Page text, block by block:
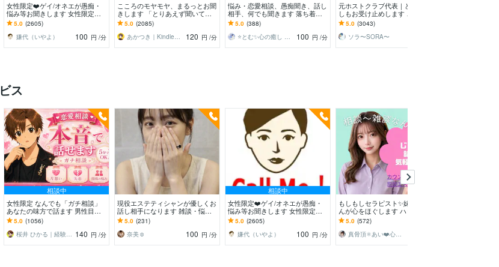
女性限定❤️ゲイ/オネエが愚痴・
悩み等お聞きします 女性限定！
ゲイ/オネエが恋愛/人間関係など
何でも聞くわよ！
5.0 (2605)
嫌代（いやよ）
100 円 /分
こころのモヤモヤ、まるっとお聞
きします 「とりあえず聞いてほ
しい」というあなたに。優しく傾
聴します
5.0 (2085)
あかつき｜Kindle本出版中
120 円 /分
悩み・恋愛相談、愚痴聞き、話し
相手、何でも聞きます 落ち着く
雰囲気の通話・電話で、雑談でも
何でも話しましょう
5.0 (388)
⭐とむ✨心の癒し お悩み相談 恋愛相談
100 円 /分
元ホストクラブ代表｜どんなお話
しもお受け止めします ご相談、
愚痴、ただ誰かと話したい、なん
でも大歓迎です☘️
5.0 (3043)
ソラ〜SORA〜
ス
相談中
女性限定 なんでも「ガチ相談」
あなたの味方で話ます 男性目線
で、あなたの恋の“答え”を言葉に
します。
5.0 (1056)
桜井 ひかる｜経験豊富の恋愛相談室 140 円 /分
現役エステティシャンが優しくお
話し相手になります 雑談・悩
み・恋愛相談・秘密・愚痴？話し
て解放されてね°˖✧
5.0 (231)
奈美☺︎
100 円 /分
相談中
女性限定❤️ゲイ/オネエが愚痴・
悩み等お聞きします 女性限定！
ゲイ/オネエが恋愛/人間関係など
何でも聞くわよ！
5.0 (2605)
嫌代（いやよ）
100 円 /分
もしもしセラピスト✨️妹系お姉さ
んが心をほぐします ハッピーオ
ーラ全開❤︎お悩み相談、雑談、お
話し苦手さん大歓迎
5.0 (572)
真骨頂⚛️あい❤️心をほぐす妹系お姉さん